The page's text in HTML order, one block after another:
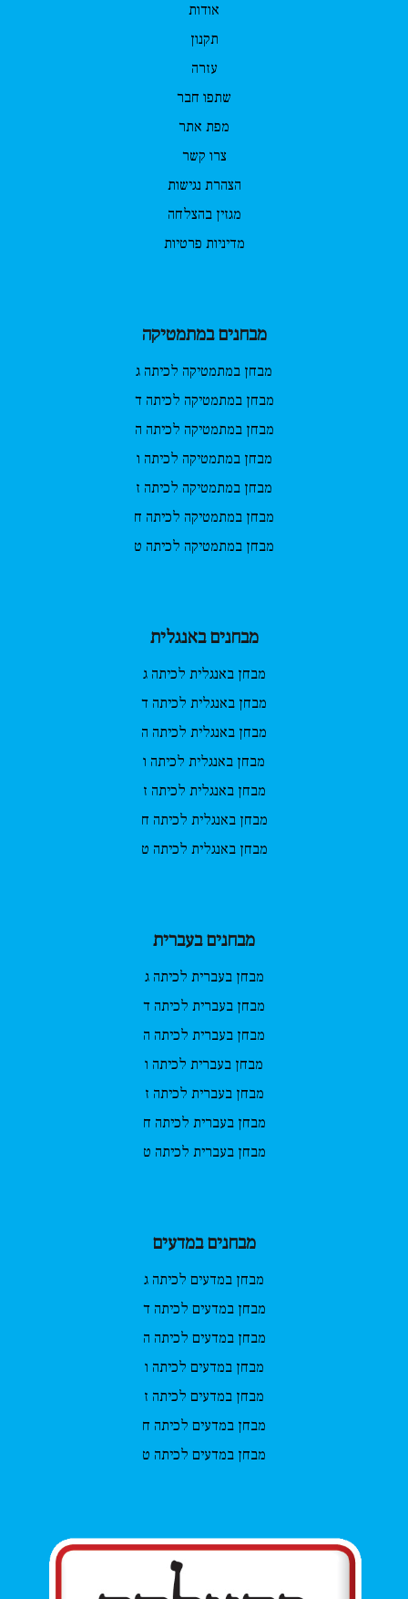
אודות
תקנון
עזרה
שתפו חבר
מפת אתר
צרו קשר
הצהרת נגישות
מגזין בהצלחה
מדיניות פרטיות
מבחנים במתמטיקה
מבחן במתמטיקה לכיתה ג
מבחן במתמטיקה לכיתה ד
מבחן במתמטיקה לכיתה ה
מבחן במתמטיקה לכיתה ו
מבחן במתמטיקה לכיתה ז
מבחן במתמטיקה לכיתה ח
מבחן במתמטיקה לכיתה ט
מבחנים באנגלית
מבחן באנגלית לכיתה ג
מבחן באנגלית לכיתה ד
מבחן באנגלית לכיתה ה
מבחן באנגלית לכיתה ו
מבחן באנגלית לכיתה ז
מבחן באנגלית לכיתה ח
מבחן באנגלית לכיתה ט
מבחנים בעברית
מבחן בעברית לכיתה ג
מבחן בעברית לכיתה ד
מבחן בעברית לכיתה ה
מבחן בעברית לכיתה ו
מבחן בעברית לכיתה ז
מבחן בעברית לכיתה ח
מבחן בעברית לכיתה ט
מבחנים במדעים
מבחן במדעים לכיתה ג
מבחן במדעים לכיתה ד
מבחן במדעים לכיתה ה
מבחן במדעים לכיתה ו
מבחן במדעים לכיתה ז
מבחן במדעים לכיתה ח
מבחן במדעים לכיתה ט